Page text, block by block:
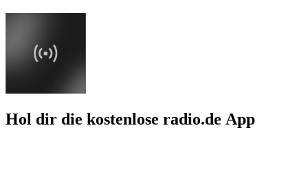
Hol dir die kostenlose radio.de App